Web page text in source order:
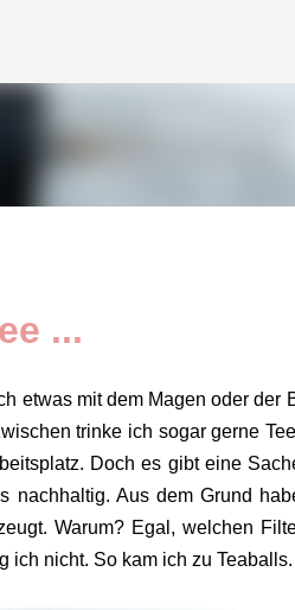
...
etwas mit dem Magen oder der
trinke ich sogar gerne
Doch es gibt eine
nachhaltig. Aus dem Grund
Warum? Egal, welchen
ich nicht. So kam ich zu Teaballs.